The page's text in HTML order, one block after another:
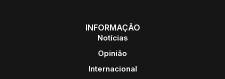
INFORMAÇÃO
Notícias
Opinião
Internacional